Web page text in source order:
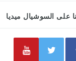
على السوشيال ميديا